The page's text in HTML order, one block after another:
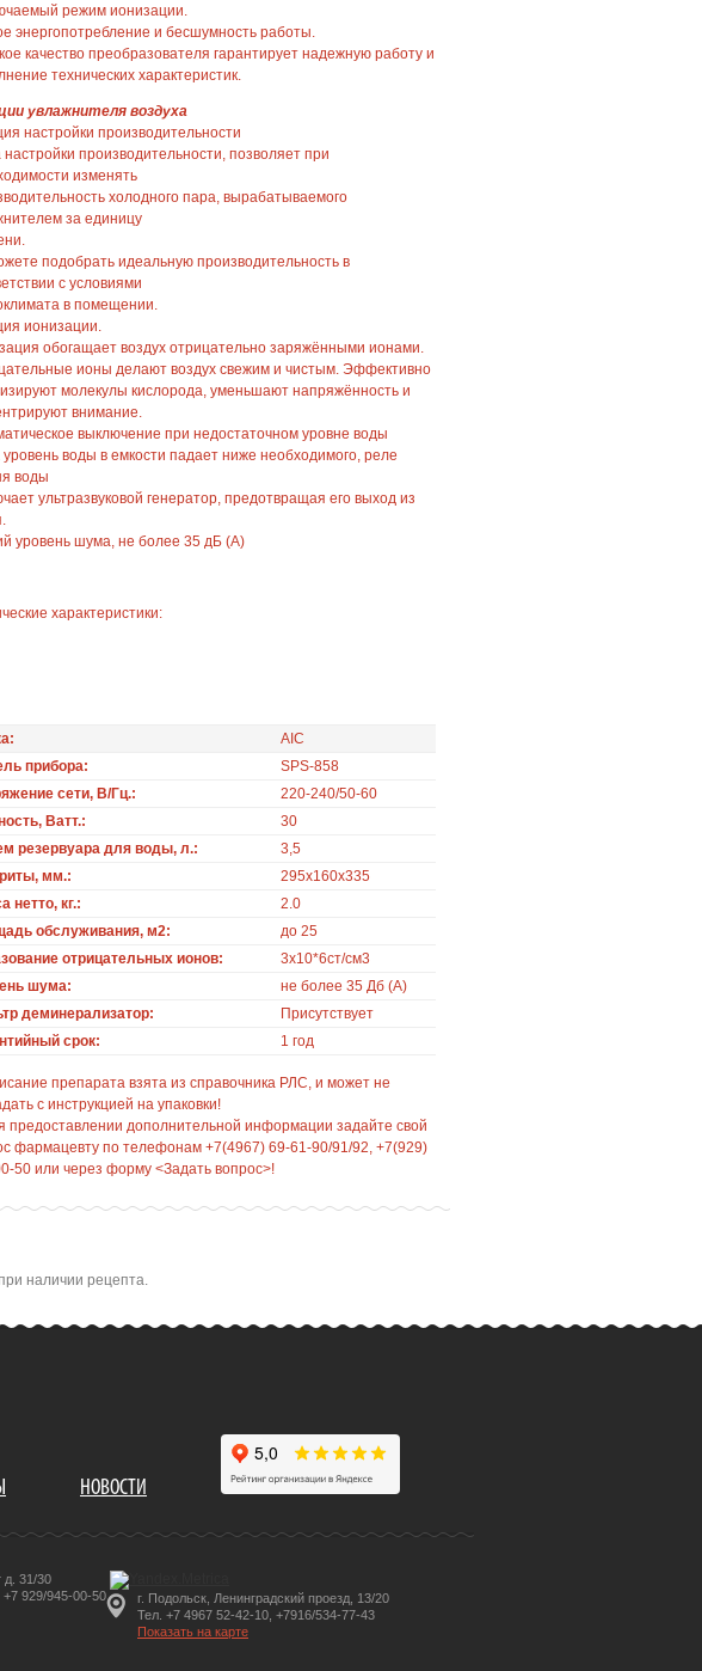
режим ионизации.
энергопотребление и бесшумность работы.
качество преобразователя гарантирует надежную работу и
технических характеристик.
увлажнителя воздуха
настройки производительности
настройки производительности, позволяет при
изменять
холодного пара, вырабатываемого
за единицу
подобрать идеальную производительность в
с условиями
в помещении.
ионизации.
обогащает воздух отрицательно заряжёнными ионами.
ионы делают воздух свежим и чистым. Эффективно
молекулы кислорода, уменьшают напряжённость и
внимание.
выключение при недостаточном уровне воды
уровень воды в емкости падает ниже необходимого, реле
воды
ультразвуковой генератор, предотвращая его выход из
уровень шума, не более 35 дБ (А)
характеристики:
AIC
прибора:
SPS-858
сети, В/Гц.:
220-240/50-60
Ватт.:
30
резервуара для воды, л.:
3,5
мм.:
295х160х335
нетто, кг.:
2.0
обслуживания, м2:
до 25
отрицательных ионов:
3х10*6ст/см3
шума:
не более 35 Дб (A)
деминерализатор:
Присутствует
срок:
1 год
препарата взята из справочника РЛС, и может не
с инструкцией на упаковки!
предоставлении дополнительной информации задайте свой
фармацевту по телефонам +7(4967) 69-61-90/91/92, +7(929)
50 или через форму <Задать вопрос>!
наличии рецепта.
НОВОСТИ
д. 31/30
929/945-00-50
г. Подольск, Ленинградский проезд, 13/20
Тел. +7 4967 52-42-10, +7916/534-77-43
Показать на карте